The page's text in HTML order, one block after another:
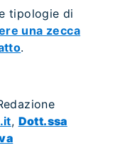
tipologie di
una zecca
.
, Dott.ssa